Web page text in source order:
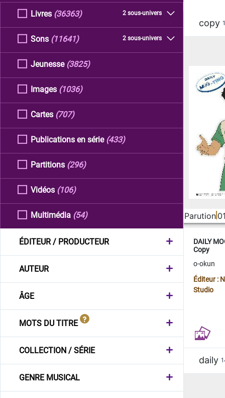
Livres 2 sous-univers
(36363)
Sons 2 sous-univers
(11641)
Jeunesse (3825)
Images (1036)
Cartes (707)
Publications en série (433)
Partitions (296)
Vidéos (106)
Multimédia (54)
ÉDITEUR / PRODUCTEUR
AUTEUR
ÂGE
MOTS DU TITRE
COLLECTION / SÉRIE
GENRE MUSICAL
copy
Parution
DAILY
Copy
o-okun
Éditeur :
Studio
daily